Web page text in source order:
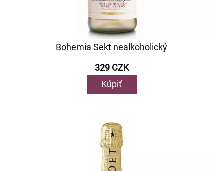
Bohemia Sekt nealkoholický
329 CZK
Kúpiť